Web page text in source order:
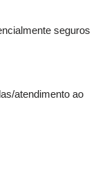
seguros
atendimento ao